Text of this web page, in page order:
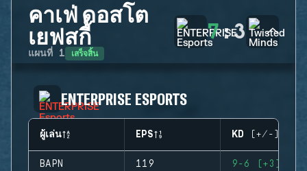
คาเฟ่ ดอสโต
เยฟสกี้
แผนที่ 1 เสร็จสิ้น
7:3
ENTERPRISE ESPORTS
ผู้เล่น EPS KD (+/-)
BAPN 119 9-6 (+3)